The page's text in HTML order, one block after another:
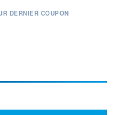
DERNIER COUPON